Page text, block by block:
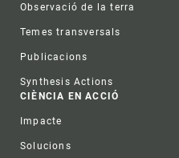
Observació de la terra
Temes transversals
Publicacions
Synthesis Actions
CIÈNCIA EN ACCIÓ
Impacte
Solucions